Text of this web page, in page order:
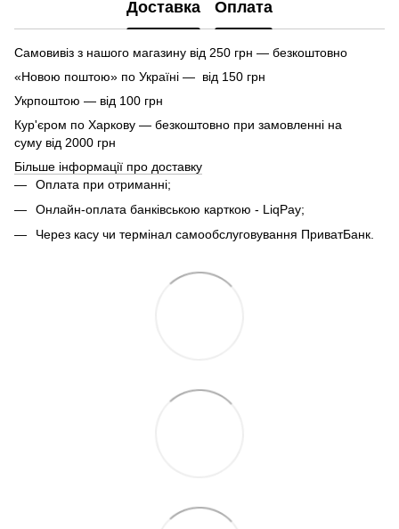
Доставка Оплата
Самовивіз з нашого магазину від 250 грн — безкоштовно
«Новою поштою» по Україні — від 150 грн
Укрпоштою — від 100 грн
Кур'єром по Харкову — безкоштовно при замовленні на
суму від 2000 грн
Більше інформації про доставку
Оплата при отриманні;
Онлайн-оплата банківською карткою - LiqPay;
Через касу чи термінал самообслуговування ПриватБанк.